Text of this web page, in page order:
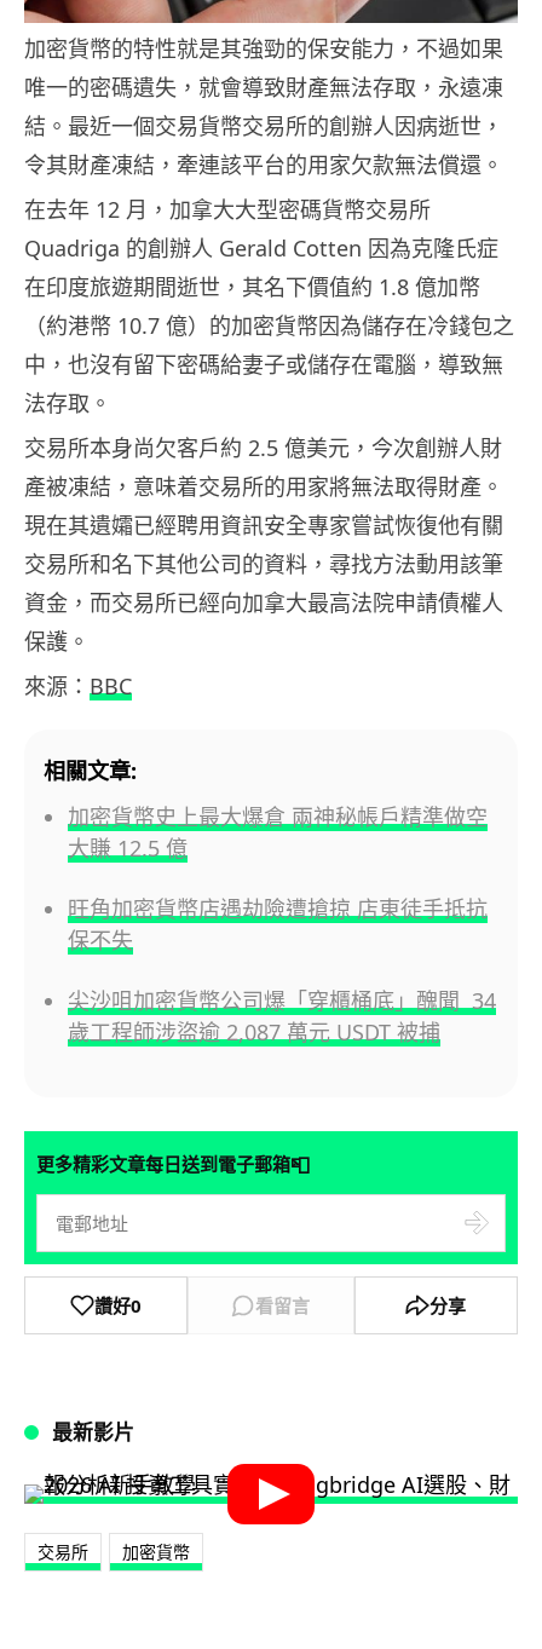
加密貨幣的特性就是其強勁的保安能力，不過如果
唯一的密碼遺失，就會導致財產無法存取，永遠凍
結。最近一個交易貨幣交易所的創辦人因病逝世，
令其財產凍結，牽連該平台的用家欠款無法償還。
在去年 12 月，加拿大大型密碼貨幣交易所
Quadriga 的創辦人 Gerald Cotten 因為克隆氏症
在印度旅遊期間逝世，其名下價值約 1.8 億加幣
（約港幣 10.7 億）的加密貨幣因為儲存在冷錢包之
中，也沒有留下密碼給妻子或儲存在電腦，導致無
法存取。
交易所本身尚欠客戶約 2.5 億美元，今次創辦人財
產被凍結，意味着交易所的用家將無法取得財產。
現在其遺孀已經聘用資訊安全專家嘗試恢復他有關
交易所和名下其他公司的資料，尋找方法動用該筆
資金，而交易所已經向加拿大最高法院申請債權人
保護。
來源： BBC
相關文章:
加密貨幣史上最大爆倉 兩神秘帳戶精準做空
大賺 12.5 億
旺角加密貨幣店遇劫險遭搶掠 店東徒手抵抗
保不失
尖沙咀加密貨幣公司爆「穿櫃桶底」醜聞 34
歲工程師涉盜逾 2,087 萬元 USDT 被捕
更多精彩文章每日送到電子郵箱📮
讚好0 看留言 分享
最新影片
交易所 加密貨幣